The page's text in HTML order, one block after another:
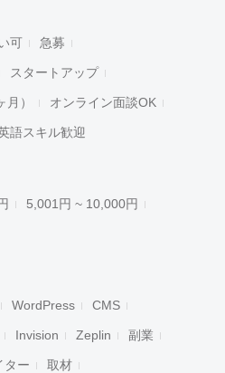
可 急募
スタートアップ
） オンライン面談OK
語スキル歓迎
5,001円 ~ 10,000円
WordPress CMS
Invision Zeplin 副業
ター 取材